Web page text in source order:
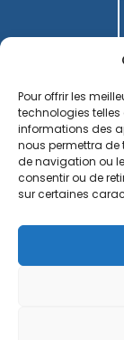
Pour offrir les
technologies
informations des
nous permettra de
de navigation ou
consentir ou de
sur certaines